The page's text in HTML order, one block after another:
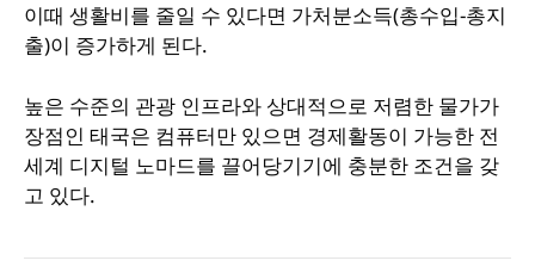
이때 생활비를 줄일 수 있다면 가처분소득(총수입-총지
출)이 증가하게 된다.
높은 수준의 관광 인프라와 상대적으로 저렴한 물가가
장점인 태국은 컴퓨터만 있으면 경제활동이 가능한 전
세계 디지털 노마드를 끌어당기기에 충분한 조건을 갖
고 있다.